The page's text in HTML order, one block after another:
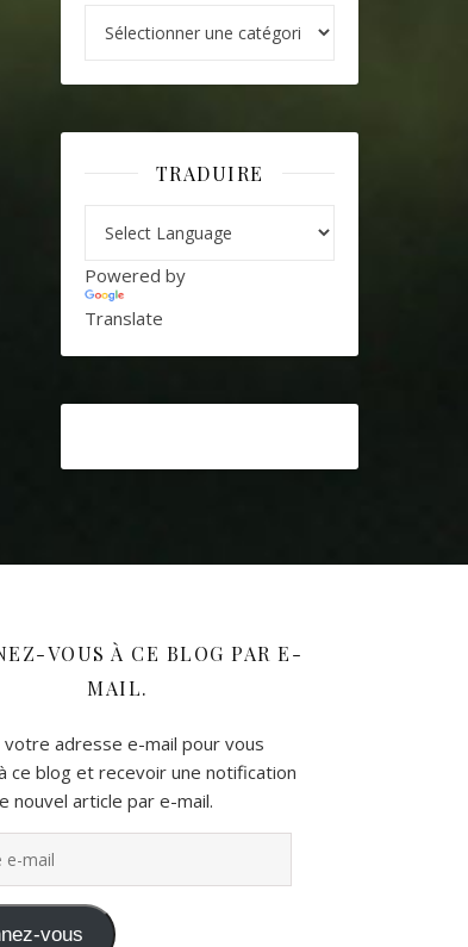
TRADUIRE
Powered by
Translate
VOUS À CE BLOG PAR E-
MAIL.
votre adresse e-mail pour vous
ce blog et recevoir une notification
nouvel article par e-mail.
vous